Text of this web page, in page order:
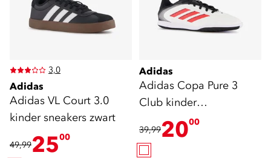
3,0
Adidas
Adidas VL Court 3.0
kinder sneakers zwart
49,992500
Adidas
Adidas Copa Pure 3
Club kinder
zaalschoenen wit
39,992000